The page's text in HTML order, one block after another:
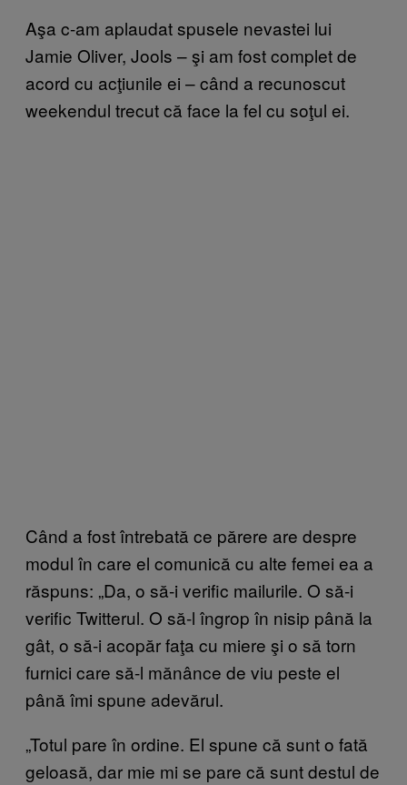
Aşa c-am aplaudat spusele nevastei lui
Jamie Oliver, Jools – şi am fost complet de
acord cu acţiunile ei – când a recunoscut
weekendul trecut că face la fel cu soţul ei.
Când a fost întrebată ce părere are despre
modul în care el comunică cu alte femei ea a
răspuns: „Da, o să-i verific mailurile. O să-i
verific Twitterul. O să-l îngrop în nisip până la
gât, o să-i acopăr faţa cu miere şi o să torn
furnici care să-l mănânce de viu peste el
până îmi spune adevărul.
„Totul pare în ordine. El spune că sunt o fată
geloasă, dar mie mi se pare că sunt destul de